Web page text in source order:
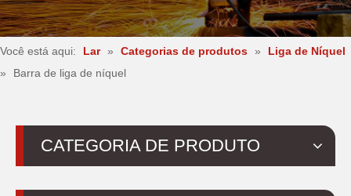
Você está aqui: Lar » Categorias de produtos »
Liga de Níquel
»
Barra de liga de níquel
CATEGORIA DE PRODUTO